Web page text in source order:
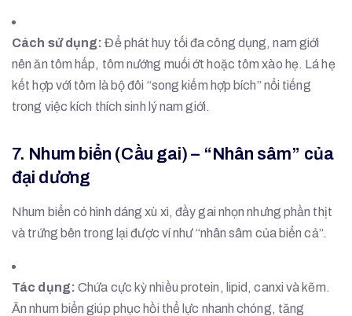
Cách sử dụng: Để phát huy tối đa công dụng, nam giới
nên ăn tôm hấp, tôm nướng muối ớt hoặc tôm xào hẹ. Lá hẹ
kết hợp với tôm là bộ đôi “song kiếm hợp bích” nổi tiếng
trong việc kích thích sinh lý nam giới.
7. Nhum biển (Cầu gai) – “Nhân sâm” của
đại dương
Nhum biển có hình dáng xù xì, đầy gai nhọn nhưng phần thịt
và trứng bên trong lại được ví như “nhân sâm của biển cả”.
Tác dụng: Chứa cực kỳ nhiều protein, lipid, canxi và kẽm.
Ăn nhum biển giúp phục hồi thể lực nhanh chóng, tăng